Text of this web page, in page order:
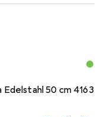
50 cm 4163